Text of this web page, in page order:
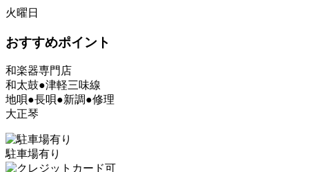
火曜日
おすすめポイント
和楽器専門店
和太鼓●津軽三味線
地唄●長唄●新調●修理
大正琴
駐車場有り